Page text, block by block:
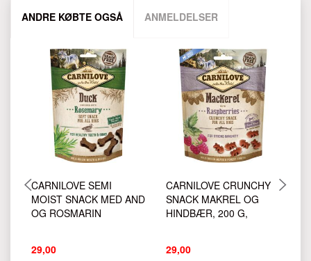
ANDRE KØBTE OGSÅ ANMELDELSER
CARNILOVE SEMI
MOIST SNACK MED AND
OG ROSMARIN
29,00
CARNILOVE CRUNCHY
SNACK MAKREL OG
HINDBÆR, 200 G,
29,00